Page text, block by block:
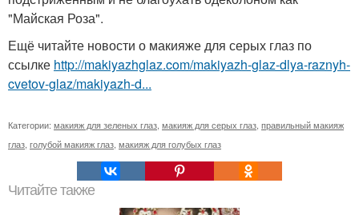
"Майская Роза".
Ещё читайте новости о макияже для серых глаз по
ссылке http://makiyazhglaz.com/makiyazh-glaz-dlya-raznyh-
cvetov-glaz/makiyazh-d...
Категории: макияж для зеленых глаз макияж для серых глаз правильный макияж
глаз голубой макияж глаз макияж для голубых глаз
Читайте также